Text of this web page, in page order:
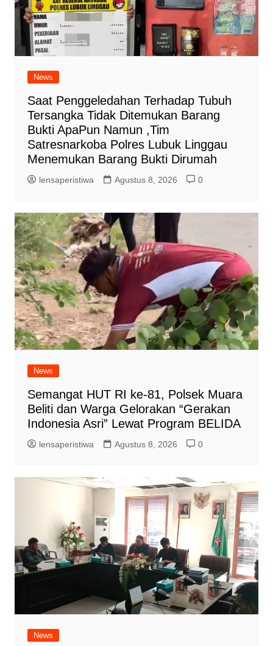
News
Saat Penggeledahan Terhadap Tubuh
Tersangka Tidak Ditemukan Barang
Bukti ApaPun Namun ,Tim
Satresnarkoba Polres Lubuk Linggau
Menemukan Barang Bukti Dirumah
lensaperistiwa Agustus 8, 2026 0
News
Semangat HUT RI ke-81, Polsek Muara
Beliti dan Warga Gelorakan “Gerakan
Indonesia Asri” Lewat Program BELIDA
lensaperistiwa Agustus 8, 2026 0
News